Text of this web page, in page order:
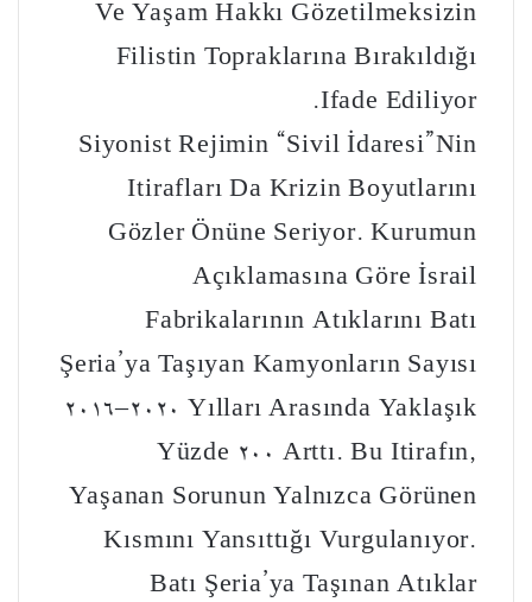
Ve Yaşam Hakkı Gözetilmeksizin
Filistin Topraklarına Bırakıldığı
Ifade Ediliyor.
Siyonist Rejimin “Sivil İdaresi”nin
Itirafları Da Krizin Boyutlarını
Gözler Önüne Seriyor. Kurumun
Açıklamasına Göre İsrail
Fabrikalarının Atıklarını Batı
Şeria’ya Taşıyan Kamyonların Sayısı
۲۰۱۶–۲۰۲۰ Yılları Arasında Yaklaşık
Yüzde 200 Arttı. Bu Itirafın,
Yaşanan Sorunun Yalnızca Görünen
Kısmını Yansıttığı Vurgulanıyor.
Batı Şeria’ya Taşınan Atıklar